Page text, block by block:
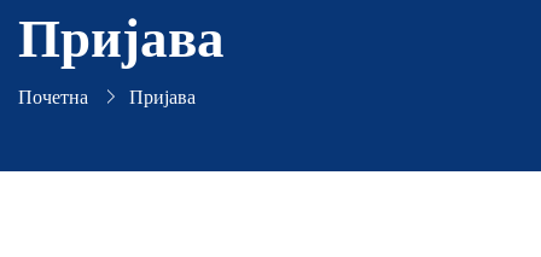
Пријава
Почетна Пријава